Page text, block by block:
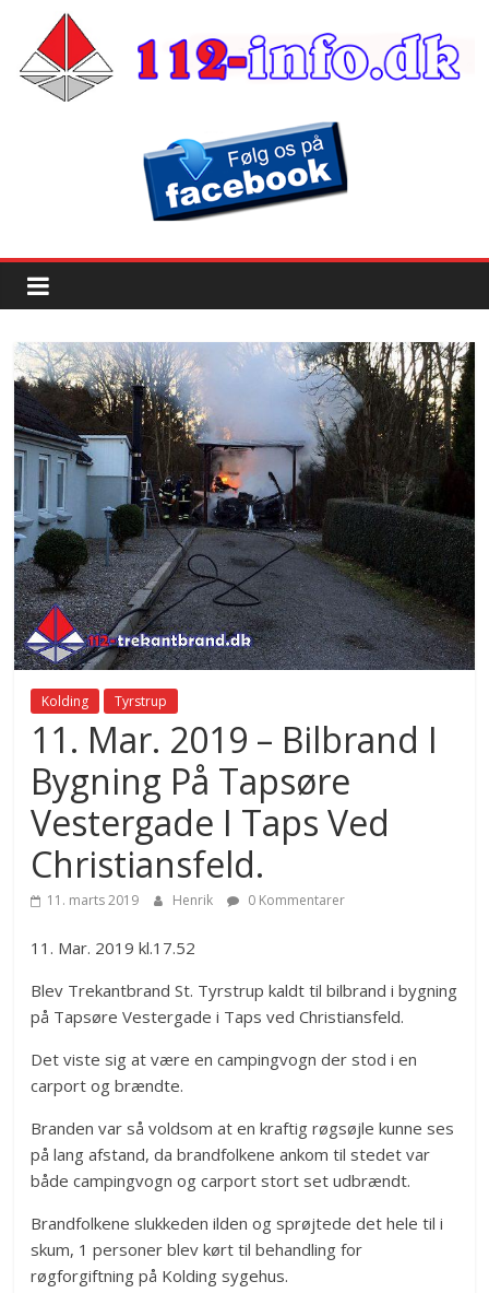
Kolding Tyrstrup
11. Mar. 2019 – Bilbrand I
Bygning På Tapsøre
Vestergade I Taps Ved
Christiansfeld.
11. marts 2019 Henrik 0 Kommentarer
11. Mar. 2019 kl.17.52
Blev Trekantbrand St. Tyrstrup kaldt til bilbrand i bygning
på Tapsøre Vestergade i Taps ved Christiansfeld.
Det viste sig at være en campingvogn der stod i en
carport og brændte.
Branden var så voldsom at en kraftig røgsøjle kunne ses
på lang afstand, da brandfolkene ankom til stedet var
både campingvogn og carport stort set udbrændt.
Brandfolkene slukkeden ilden og sprøjtede det hele til i
skum, 1 personer blev kørt til behandling for
røgforgiftning på Kolding sygehus.